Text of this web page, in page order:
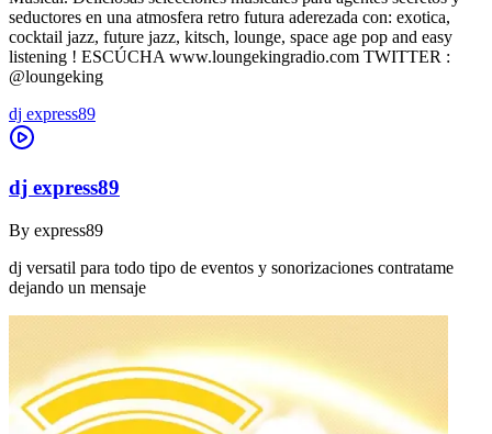
seductores en una atmosfera retro futura aderezada con: exotica,
cocktail jazz, future jazz, kitsch, lounge, space age pop and easy
listening ! ESCÚCHA www.loungekingradio.com TWITTER :
@loungeking
dj express89
dj express89
By express89
dj versatil para todo tipo de eventos y sonorizaciones contratame
dejando un mensaje